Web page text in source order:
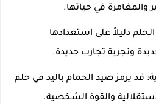
والمغامرة في حياتها.
دليلاً على استعدادها
وتجربة تجارب جديدة.
قد يرمز صيد الحمام باليد في حلم
والقوة الشخصية.